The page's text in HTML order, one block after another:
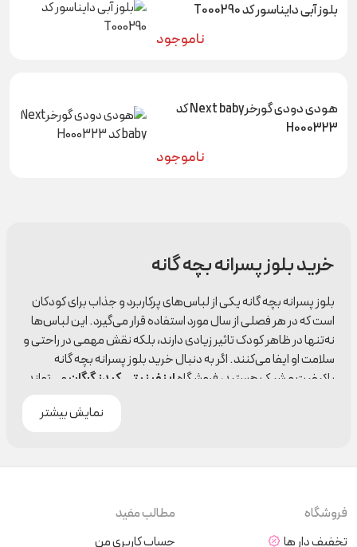
بلوز آبی دایناسور کد T000290
ناموجود
هودی دودی گورخرNext baby کد
H000323
ناموجود
خرید بلوز پسرانه بچه گانه
بلوز پسرانه بچه گانه یکی از لباس‌های پرکاربرد و جذاب برای کودکان
است که در هر فصلی از سال مورد استفاده قرار می‌گیرد. این لباس‌ها
نه‌تنها در ظاهر کودک تاثیر زیادی دارند، بلکه نقش مهمی در راحتی و
سلامت او ایفا می‌کنند. اگر به دنبال خرید بلوز پسرانه بچه گانه
باکیفیت و شیک هستید، فروشگاهاینفینیتی کیدز گرگانمی‌تواند
گانه، ویژگی‌های یک خرید هوشمندانه، و دلایل انتخاب اینفینیتی
بلوز پسرانه بچه گانه یکی از لباس‌هایی است که می‌تواند به طور
همزمان راحتی و استایل کودک شما را تامین کند. این نوع لباس
نمایش بیشتر
فروشگاه
تخفیف دار ها
مطالب مفید
حساب کاربری من